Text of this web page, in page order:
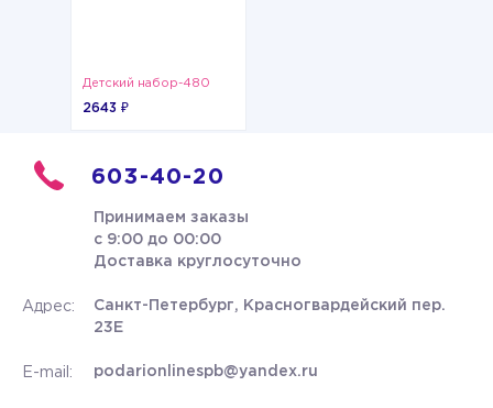
Детский набор-480
2643 ₽
603-40-20
Принимаем заказы
с 9:00 до 00:00
Доставка круглосуточно
Адрес:
Санкт-Петербург, Красногвардейский пер.
23Е
E-mail: podarionlinespb@yandex.ru